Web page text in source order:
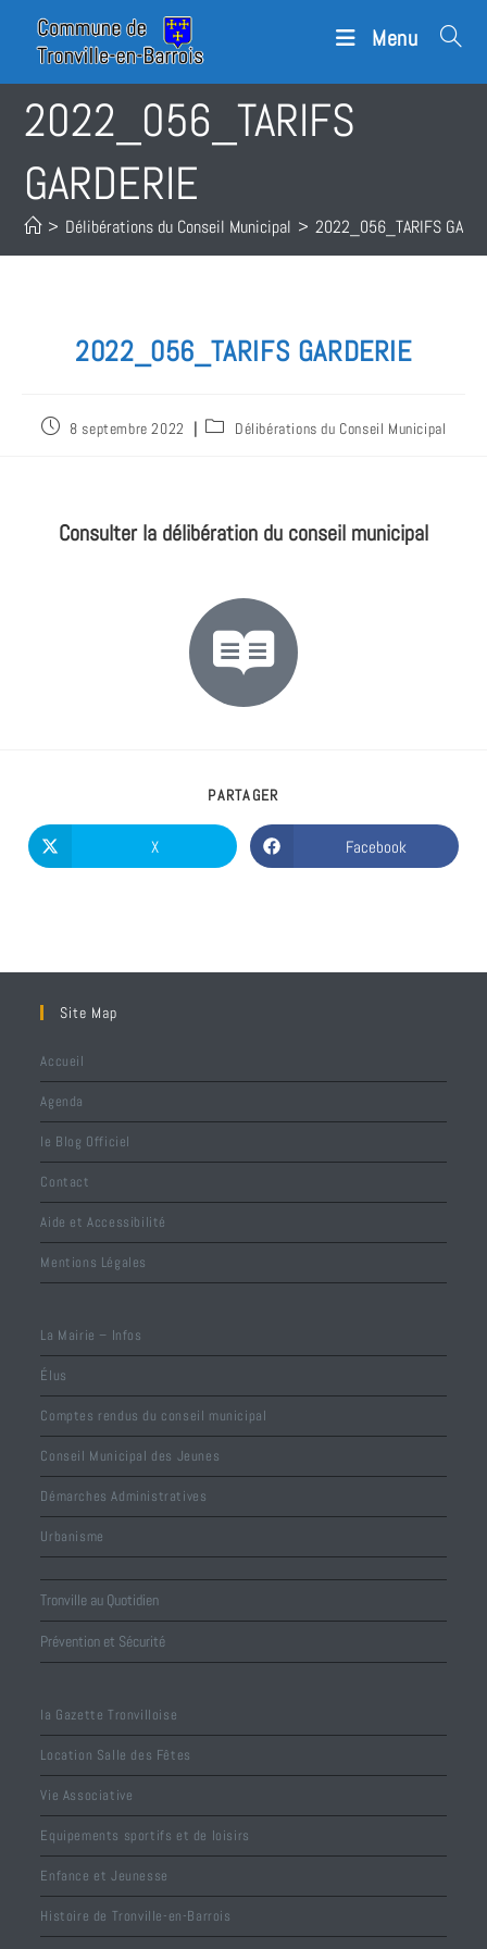
Menu
2022_056_TARIFS
GARDERIE
> Délibérations du Conseil Municipal > 2022_056_TARIFS
2022_056_TARIFS GARDERIE
8 septembre 2022 Délibérations du Conseil Municipal
Consulter la délibération du conseil municipal
PARTAGER
X Facebook
Site Map
Accueil
Agenda
le Blog Officiel
Contact
Aide et Accessibilité
Mentions Légales
La Mairie – Infos
Élus
Comptes rendus du conseil municipal
Conseil Municipal des Jeunes
Démarches Administratives
Urbanisme
Tronville au Quotidien
Prévention et Sécurité
la Gazette Tronvilloise
Location Salle des Fêtes
Vie Associative
Equipements sportifs et de loisirs
Enfance et Jeunesse
Histoire de Tronville-en-Barrois